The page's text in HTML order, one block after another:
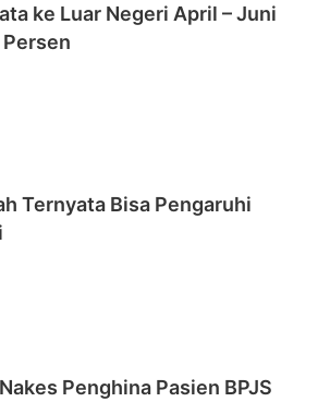
ke Luar Negeri April – Juni
Ternyata Bisa Pengaruhi
Penghina Pasien BPJS